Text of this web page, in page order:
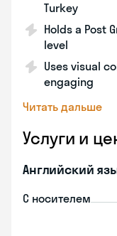
Turkey
Holds a Post
level
Uses visual
engaging
Читать дальше
Услуги и
Английский
С носителем